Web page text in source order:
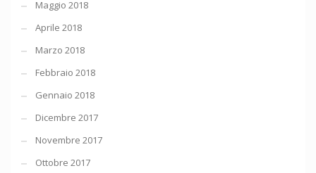
Maggio 2018
Aprile 2018
Marzo 2018
Febbraio 2018
Gennaio 2018
Dicembre 2017
Novembre 2017
Ottobre 2017